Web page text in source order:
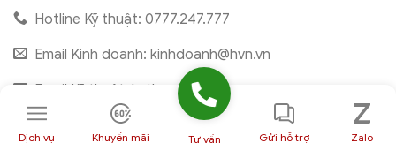
Hotline Kỹ thuật: 0777.247.777
Email Kinh doanh: kinhdoanh@hvn.vn
Email Kỹ thuật: kythuat@hvn.vn
Hướng dẫn & Chính sách
Dịch vụ Khuyến mãi Tư vấn Gửi hỗ trợ Zalo